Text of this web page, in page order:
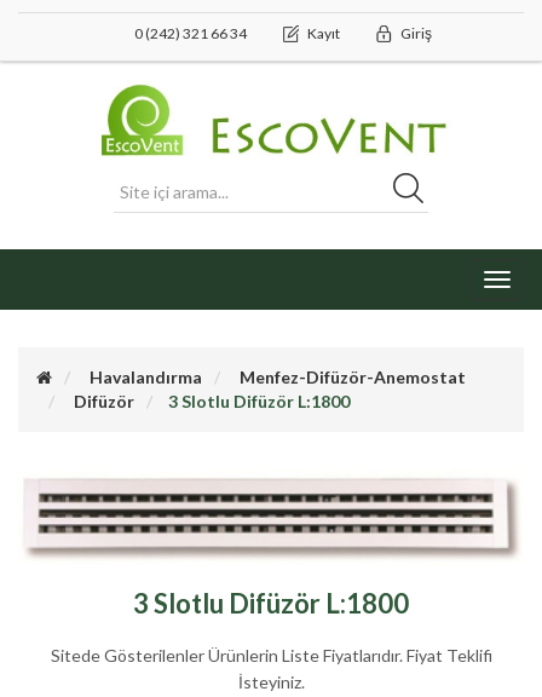
0 (242) 321 66 34 Kayıt Giriş
Havalandırma
Menfez-Difüzör-Anemostat
Difüzör
3 Slotlu Difüzör L:1800
3 Slotlu Difüzör L:1800
Sitede Gösterilenler Ürünlerin Liste Fiyatlarıdır. Fiyat Teklifi
İsteyiniz.